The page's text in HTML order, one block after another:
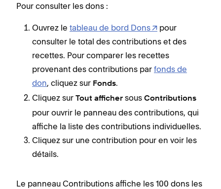
Pour consulter les dons :
Ouvrez le tableau de bord Dons
pour
consulter le total des contributions et des
recettes. Pour comparer les recettes
provenant des contributions par fonds de
don, cliquez sur Fonds.
Cliquez sur Tout afficher sous Contributions
pour ouvrir le panneau des contributions, qui
affiche la liste des contributions individuelles.
Cliquez sur une contribution pour en voir les
détails.
Le panneau Contributions affiche les 100 dons les